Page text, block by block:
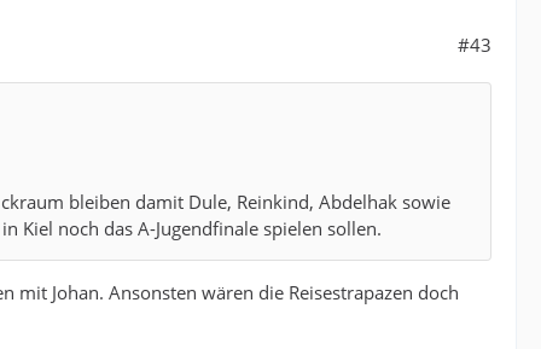
#43
bleiben damit Dule, Reinkind, Abdelhak sowie
Kiel noch das A-Jugendfinale spielen sollen.
mit Johan. Ansonsten wären die Reisestrapazen doch